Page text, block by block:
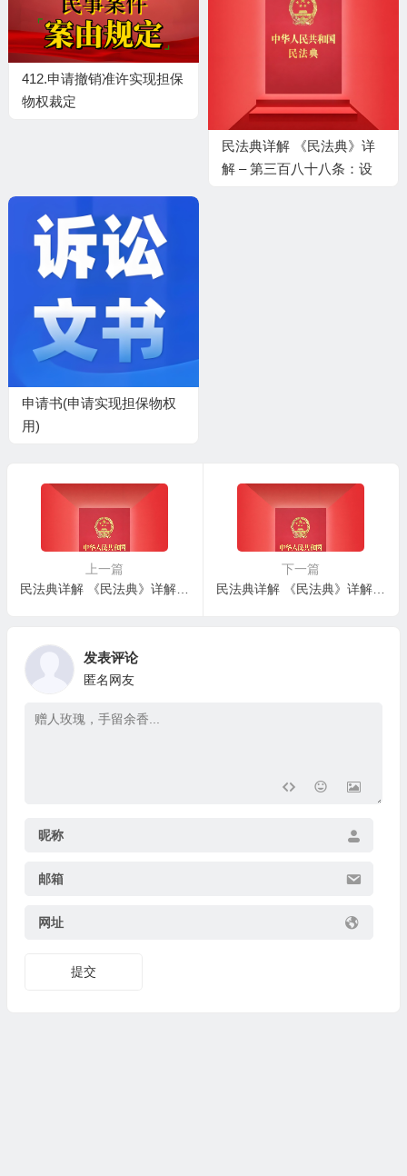
412.申请撤销准许实现担保
物权裁定
民法典详解 《民法典》详
解 – 第三百八十八条：设
申请书(申请实现担保物权
用)
上一篇
民法典详解 《民法典》详解 – 第三百八十五条：登记地役权变更登记或注销登记
下一篇
民法典详解 《民法典》详解 – 第三百八十七条：设立担保物权和反担保
发表评论
匿名网友
昵称
邮箱
网址
提交